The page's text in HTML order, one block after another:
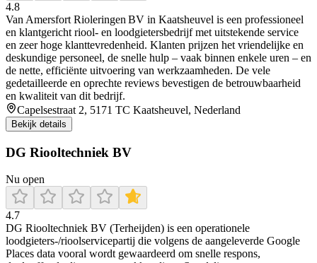
4.8
Van Amersfort Rioleringen BV in Kaatsheuvel is een professioneel
en klantgericht riool- en loodgietersbedrijf met uitstekende service
en zeer hoge klanttevredenheid. Klanten prijzen het vriendelijke en
deskundige personeel, de snelle hulp – vaak binnen enkele uren – en
de nette, efficiënte uitvoering van werkzaamheden. De vele
gedetailleerde en oprechte reviews bevestigen de betrouwbaarheid
en kwaliteit van dit bedrijf.
Capelsestraat 2, 5171 TC Kaatsheuvel, Nederland
Bekijk details
DG Riooltechniek BV
Nu open
4.7
DG Riooltechniek BV (Terheijden) is een operationele
loodgieters-/rioolservicepartij die volgens de aangeleverde Google
Places data vooral wordt gewaardeerd om snelle respons,